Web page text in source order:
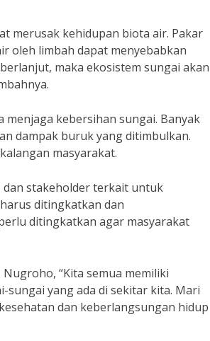
merusak kehidupan biota air. Pakar
oleh limbah dapat menyebabkan
maka ekosistem sungai akan
menjaga kebersihan sungai. Banyak
dampak buruk yang ditimbulkan.
masyarakat.
dan stakeholder terkait untuk
ditingkatkan dan
ditingkatkan agar masyarakat
“Kita semua memiliki
yang ada di sekitar kita. Mari
dan keberlangsungan hidup